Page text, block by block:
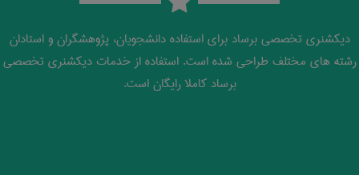
دیکشنری تخصصی برساد برای استفاده دانشجویان، پژوهشگران و استادان
رشته های مختلف طراحی شده است. استفاده از خدمات دیکشنری تخصصی
برساد کاملا رایگان است.